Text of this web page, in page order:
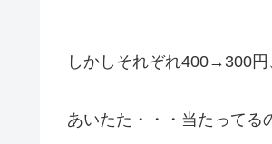
しかしそれぞれ400→300
あいたた・・・当たってる